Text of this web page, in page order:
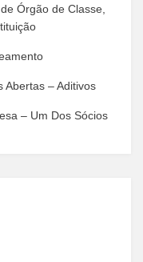
Órgão de Classe,
Abertas – Aditivos
– Um Dos Sócios